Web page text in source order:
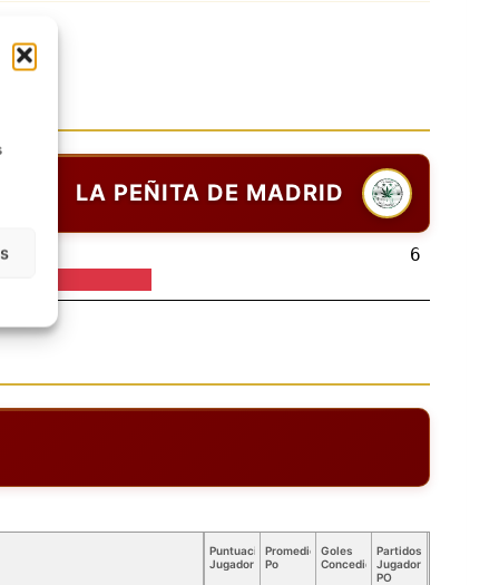
LA PEÑITA DE MADRID
6
Puntuación
Jugador
Promedio
Po
Goles
Concedidos
Partidos
Jugador
PO